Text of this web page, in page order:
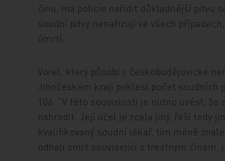
činu, má policie nařídit důkladnější pitvu
soudní pitvy nenařizují ve všech
úmrtí.
Vorel, který působí v českobudějovické
Jihočeském kraji poklesl počet soudních
106. "V této souvislosti je nutno uvést, že
nahradit. Její účel je zcela jiný, řeší tedy
kvalifikovaný soudní lékař, tím méně
odhalí smrt související s trestným činem,